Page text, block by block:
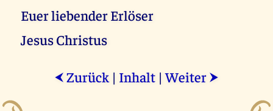
Euer liebender Erlöser
Jesus Christus
⮜ Zurück | Inhalt |Weiter ⮞